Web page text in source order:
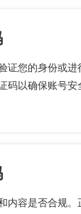
证您的身份或
码以确保账号安
内容是否合规